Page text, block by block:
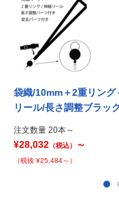
袋織/10mm＋2重リング
リール/長さ調整ブラッ
注文数量 20本～
¥28,032 （税込） ～
（税抜 ¥25,484～）